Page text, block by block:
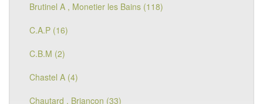
Brutinel A , Monetier les Bains (118)
C.A.P (16)
C.B.M (2)
Chastel A (4)
Chautard , Briançon (33)